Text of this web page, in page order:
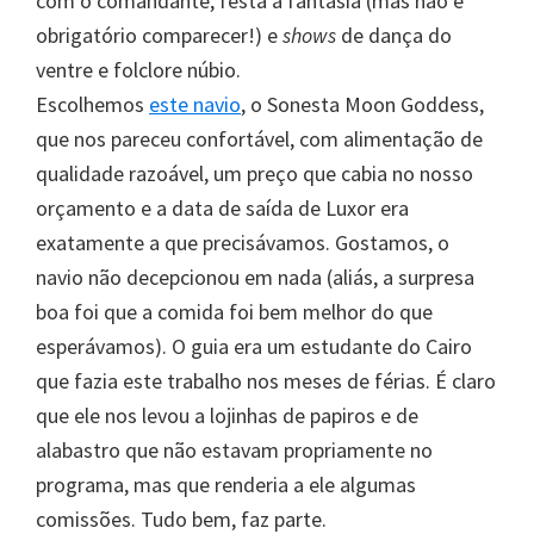
obrigatório comparecer!) eshows de dança do
ventre e folclore núbio.
Escolhemos este navio, o Sonesta Moon Goddess,
que nos pareceu confortável, com alimentação de
qualidade razoável, um preço que cabia no nosso
orçamento e a data de saída de Luxor era
exatamente a que precisávamos. Gostamos, o
navio não decepcionou em nada (aliás, a surpresa
boa foi que a comida foi bem melhor do que
esperávamos). O guia era um estudante do Cairo
que fazia este trabalho nos meses de férias. É claro
que ele nos levou a lojinhas de papiros e de
alabastro que não estavam propriamente no
programa, mas que renderia a ele algumas
comissões. Tudo bem, faz parte.